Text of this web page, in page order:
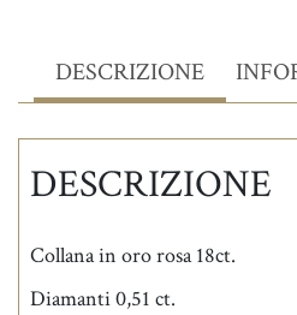
DESCRIZIONE
DESCRIZIONE
Collana in oro rosa 18ct.
Diamanti 0,51 ct.